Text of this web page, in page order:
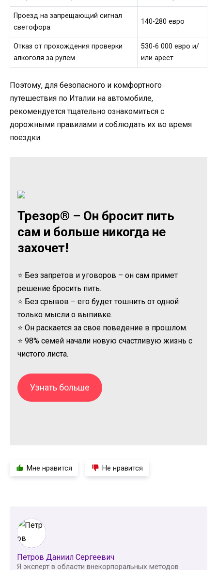
Проезд на запрещающий сигнал
светофора
140-280 евро
Отказ от прохождения проверки
алкоголя за рулем
530-6 000 евро и/
или арест
Поэтому, для безопасного и комфортного
путешествия по Италии на автомобиле,
рекомендуется тщательно ознакомиться с
дорожными правилами и соблюдать их во время
поездки.
Трезор® – Он бросит пить
сам и больше никогда не
захочет!
⭐ Без запретов и уговоров – он сам примет
решение бросить пить.
⭐ Без срывов – его будет тошнить от одной
только мысли о выпивке.
⭐ Он раскается за свое поведение в прошлом.
⭐ 98% семей начали новую счастливую жизнь с
чистого листа.
Узнать больше
Мне нравится Не нравится
Петров Даниил Сергеевич
Я эксперт в области внекорпоральных методов